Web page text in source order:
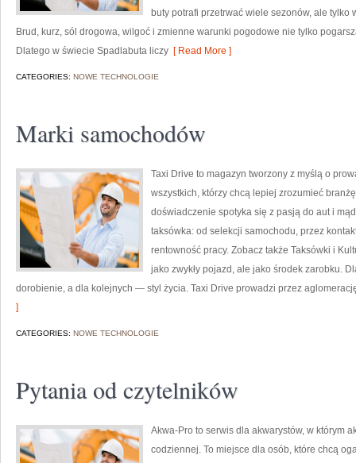
buty potrafi przetrwać wiele sezonów, ale
Brud, kurz, sól drogowa, wilgoć i zmienne warunki pogodowe nie tylko
Dlatego w świecie Spadlabuta liczy [ Read More ]
CATEGORIES: NOWE TECHNOLOGIE
Marki samochodów
Taxi Drive to magazyn tworzony z myślą o
wszystkich, którzy chcą lepiej zrozumieć
doświadczenie spotyka się z pasją do aut i
taksówka: od selekcji samochodu, przez
rentowność pracy. Zobacz także Taksówki i
jako zwykły pojazd, ale jako środek zarobku.
dorobienie, a dla kolejnych — styl życia. Taxi Drive prowadzi przez
]
CATEGORIES: NOWE TECHNOLOGIE
Pytania od czytelników
Akwa-Pro to serwis dla akwarystów, w którym
codziennej. To miejsce dla osób, które chcą